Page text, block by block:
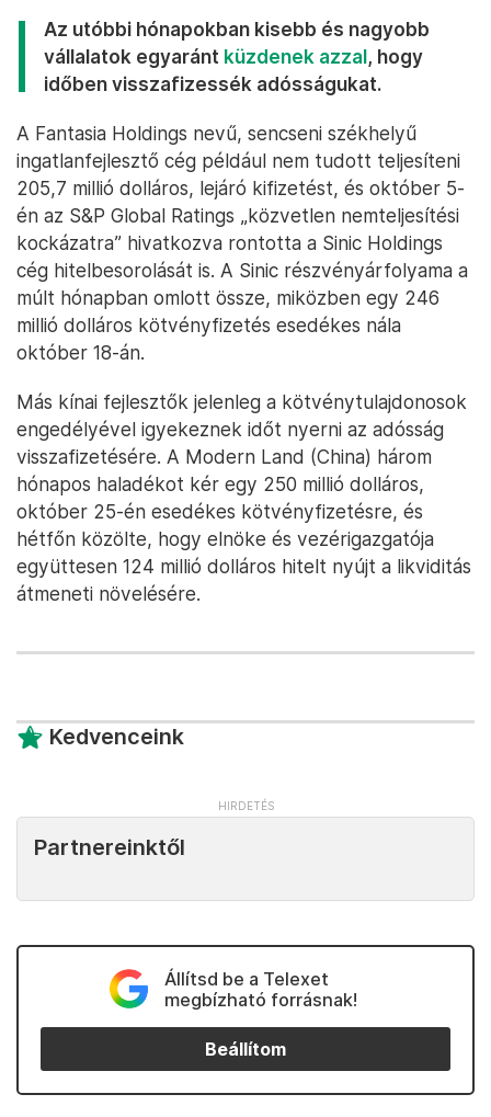
Az utóbbi hónapokban kisebb és nagyobb
vállalatok egyaránt küzdenek azzal, hogy
időben visszafizessék adósságukat.
A Fantasia Holdings nevű, sencseni székhelyű
ingatlanfejlesztő cég például nem tudott teljesíteni
205,7 millió dolláros, lejáró kifizetést, és október 5-
én az S&P Global Ratings „közvetlen nemteljesítési
kockázatra” hivatkozva rontotta a Sinic Holdings
cég hitelbesorolását is. A Sinic részvényárfolyama a
múlt hónapban omlott össze, miközben egy 246
millió dolláros kötvényfizetés esedékes nála
október 18-án.
Más kínai fejlesztők jelenleg a kötvénytulajdonosok
engedélyével igyekeznek időt nyerni az adósság
visszafizetésére. A Modern Land (China) három
hónapos haladékot kér egy 250 millió dolláros,
október 25-én esedékes kötvényfizetésre, és
hétfőn közölte, hogy elnöke és vezérigazgatója
együttesen 124 millió dolláros hitelt nyújt a likviditás
átmeneti növelésére.
Kedvenceink
Partnereinktől
Állítsd be a Telexet
megbízható forrásnak!
Beállítom